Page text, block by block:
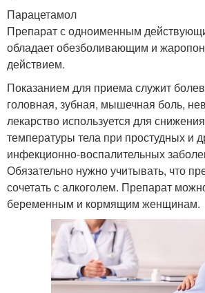
Парацетамол
Препарат с одноименным
обладает обезболивающим и
действием.
Показанием для приема служит
головная, зубная, мышечная боль,
лекарство используется для
температуры тела при простудных и
инфекционно-воспалительных
Обязательно нужно учитывать, что
сочетать с алкоголем. Препарат
беременным и кормящим женщинам.